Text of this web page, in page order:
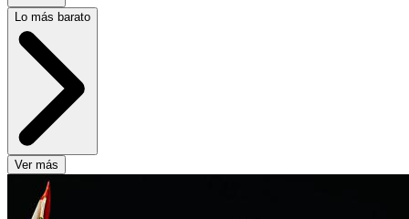
Lo más barato
Ver más